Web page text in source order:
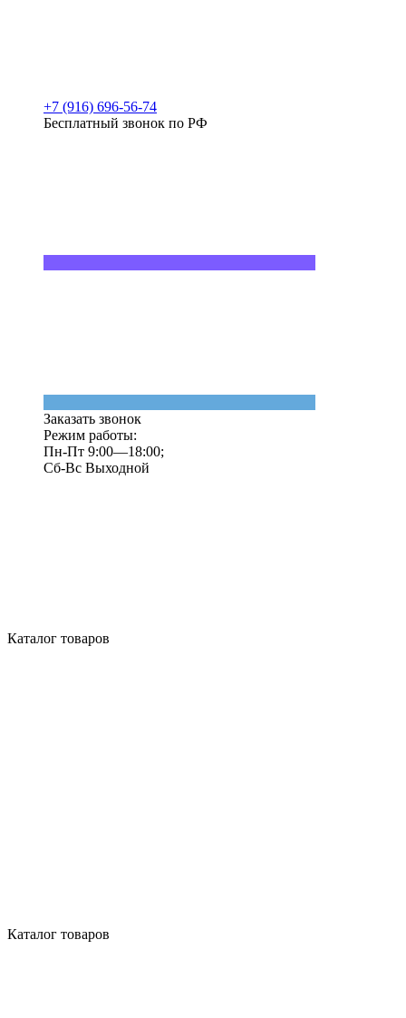
+7 (916) 696-56-74
Бесплатный звонок по РФ
Заказать звонок
Режим работы:
Пн-Пт 9:00—18:00;
Сб-Вс Выходной
Каталог товаров
Каталог товаров